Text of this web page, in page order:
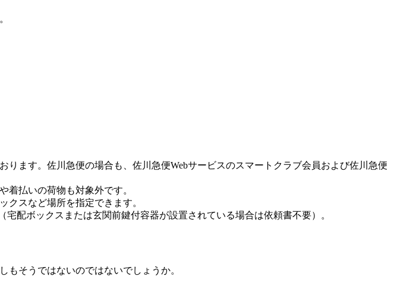
ます。佐川急便の場合も、佐川急便Webサービスのスマートクラブ会員および佐川急便
着払いの荷物も対象外です。
クスなど場所を指定できます。
配ボックスまたは玄関前鍵付容器が設置されている場合は依頼書不要）。
そうではないのではないでしょうか。